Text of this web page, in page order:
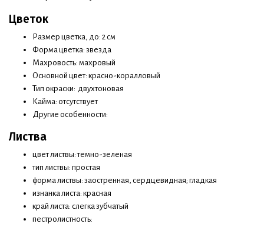
Цветок
Размер цветка, до: 2 см
Форма цветка: звезда
Махровость: махровый
Основной цвет: красно-коралловый
Тип окраски: двухтоновая
Кайма: отсутствует
Другие особенности:
Листва
цвет листвы: темно-зеленая
тип листвы: простая
форма листвы: заостренная, сердцевидная; гладкая
изнанка листа: красная
край листа: слегка зубчатый
пестролистность: